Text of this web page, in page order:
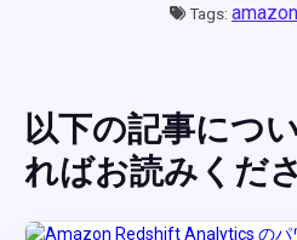
Tags:
以下の記事につ
ればお読みくださ